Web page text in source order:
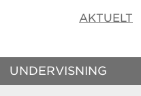
AKTUELT
UNDERVISNING